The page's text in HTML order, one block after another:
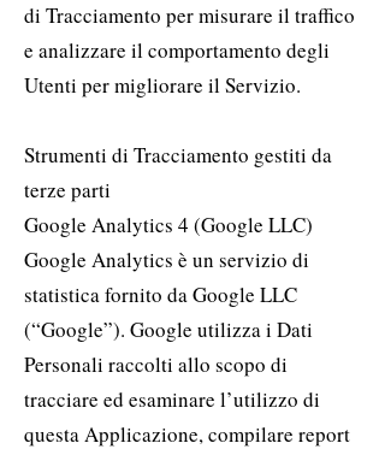
di Tracciamento per misurare il traffico
e analizzare il comportamento degli
Utenti per migliorare il Servizio.
Strumenti di Tracciamento gestiti da
terze parti
Google Analytics 4 (Google LLC)
Google Analytics è un servizio di
statistica fornito da Google LLC
(“Google”). Google utilizza i Dati
Personali raccolti allo scopo di
tracciare ed esaminare l’utilizzo di
questa Applicazione, compilare report